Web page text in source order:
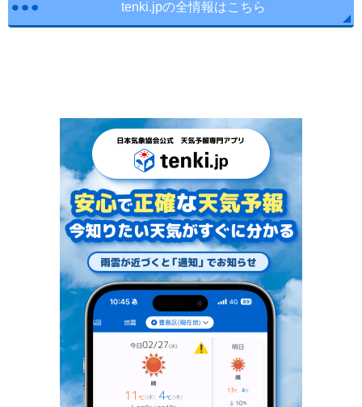
tenki.jpの全情報はこちら